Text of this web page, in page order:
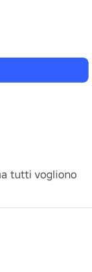
tutti vogliono